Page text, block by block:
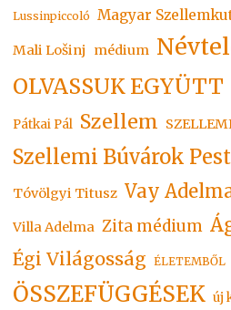
Lussinpiccoló Magyar
Mali Lošinj médium
OLVASSUK EGYÜTT
Pátkai Pál Szellem
Szellemi Búvárok
Tóvölgyi Titusz Vay
Villa Adelma Zita médium
Égi Világosság ÉLETEMBŐL
ÖSSZEFÜGGÉSEK új